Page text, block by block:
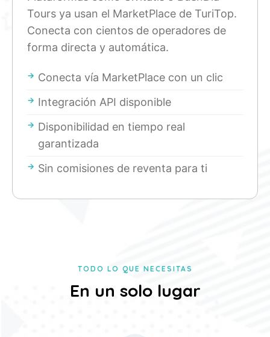
Tours ya usan el MarketPlace de TuriTop.
Conecta con cientos de operadores de
forma directa y automática.
Conecta vía MarketPlace con un clic
Integración API disponible
Disponibilidad en tiempo real
garantizada
Sin comisiones de reventa para ti
TODO LO QUE NECESITAS
En un solo lugar